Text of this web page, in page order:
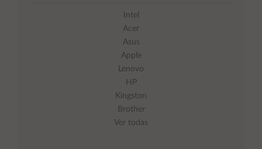
Intel
Acer
Asus
Apple
Lenovo
HP
Kingston
Brother
Ver todas